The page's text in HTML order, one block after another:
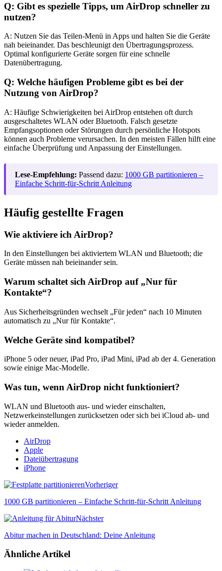
Q: Gibt es spezielle Tipps, um AirDrop schneller zu
nutzen?
A: Nutzen Sie das Teilen-Menü in Apps und halten Sie die Geräte
nah beieinander. Das beschleunigt den Übertragungsprozess.
Optimal konfigurierte Geräte sorgen für eine schnelle
Datenübertragung.
Q: Welche häufigen Probleme gibt es bei der
Nutzung von AirDrop?
A: Häufige Schwierigkeiten bei AirDrop entstehen oft durch
ausgeschaltetes WLAN oder Bluetooth. Falsch gesetzte
Empfangsoptionen oder Störungen durch persönliche Hotspots
können auch Probleme verursachen. In den meisten Fällen hilft eine
einfache Überprüfung und Anpassung der Einstellungen.
Lese-Empfehlung: Passend dazu: 1000 GB partitionieren –
Einfache Schritt-für-Schritt Anleitung
Häufig gestellte Fragen
Wie aktiviere ich AirDrop?
In den Einstellungen bei aktiviertem WLAN und Bluetooth; die
Geräte müssen nah beieinander sein.
Warum schaltet sich AirDrop auf „Nur für
Kontakte“?
Aus Sicherheitsgründen wechselt „Für jeden“ nach 10 Minuten
automatisch zu „Nur für Kontakte“.
Welche Geräte sind kompatibel?
iPhone 5 oder neuer, iPad Pro, iPad Mini, iPad ab der 4. Generation
sowie einige Mac-Modelle.
Was tun, wenn AirDrop nicht funktioniert?
WLAN und Bluetooth aus- und wieder einschalten,
Netzwerkeinstellungen zurücksetzen oder sich bei iCloud ab- und
wieder anmelden.
AirDrop
Apple
Dateiübertragung
iPhone
Vorheriger
1000 GB partitionieren – Einfache Schritt-für-Schritt Anleitung
Nächster
Abitur machen in Deutschland: Deine Anleitung
Ähnliche Artikel